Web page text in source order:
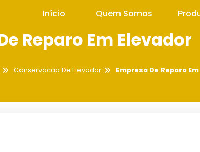
Início Quem Somos
Reparo Em Elevador
Conservacao De Elevador Empresa De Reparo